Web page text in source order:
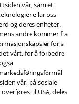
vår, samlet
lar oss
og deres enheter.
andre kommer fra
for å
vårt, for å forbedre
vår, på sosiale
til USA, deles